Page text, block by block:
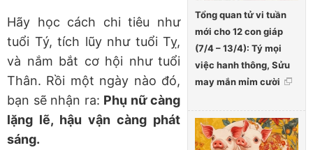
Tổng quan tử vi tuần
mới cho 12 con giáp
(7/4 – 13/4): Tý mọi
việc hanh thông, Sửu
may mắn mỉm cười
Hãy học cách chi tiêu như
tuổi Tý, tích lũy như tuổi Tỵ,
và nắm bắt cơ hội như tuổi
Thân. Rồi một ngày nào đó,
bạn sẽ nhận ra: Phụ nữ càng
lặng lẽ, hậu vận càng phát
sáng.